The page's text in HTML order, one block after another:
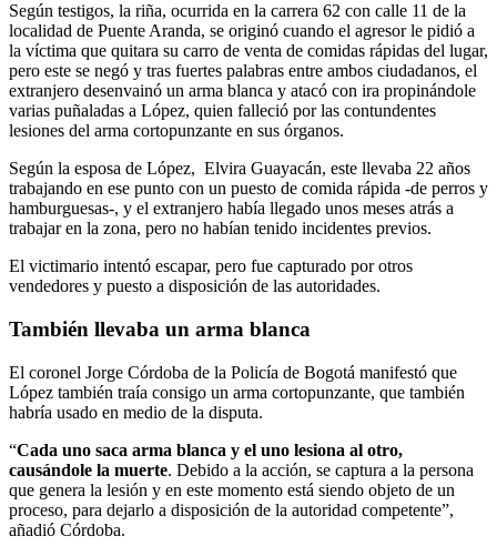
Según testigos, la riña, ocurrida en la carrera 62 con calle 11 de la
localidad de Puente Aranda, se originó cuando el agresor le pidió a
la víctima que quitara su carro de venta de comidas rápidas del lugar,
pero este se negó y tras fuertes palabras entre ambos ciudadanos, el
extranjero desenvainó un arma blanca y atacó con ira propinándole
varias puñaladas a López, quien falleció por las contundentes
lesiones del arma cortopunzante en sus órganos.
Según la esposa de López, Elvira Guayacán, este llevaba 22 años
trabajando en ese punto con un puesto de comida rápida -de perros y
hamburguesas-, y el extranjero había llegado unos meses atrás a
trabajar en la zona, pero no habían tenido incidentes previos.
El victimario intentó escapar, pero fue capturado por otros
vendedores y puesto a disposición de las autoridades.
También llevaba un arma blanca
El coronel Jorge Córdoba de la Policía de Bogotá manifestó que
López también traía consigo un arma cortopunzante, que también
habría usado en medio de la disputa.
“Cada uno saca arma blanca y el uno lesiona al otro,
causándole la muerte. Debido a la acción, se captura a la persona
que genera la lesión y en este momento está siendo objeto de un
proceso, para dejarlo a disposición de la autoridad competente”,
añadió Córdoba.